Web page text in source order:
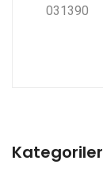
031390
Kategoriler